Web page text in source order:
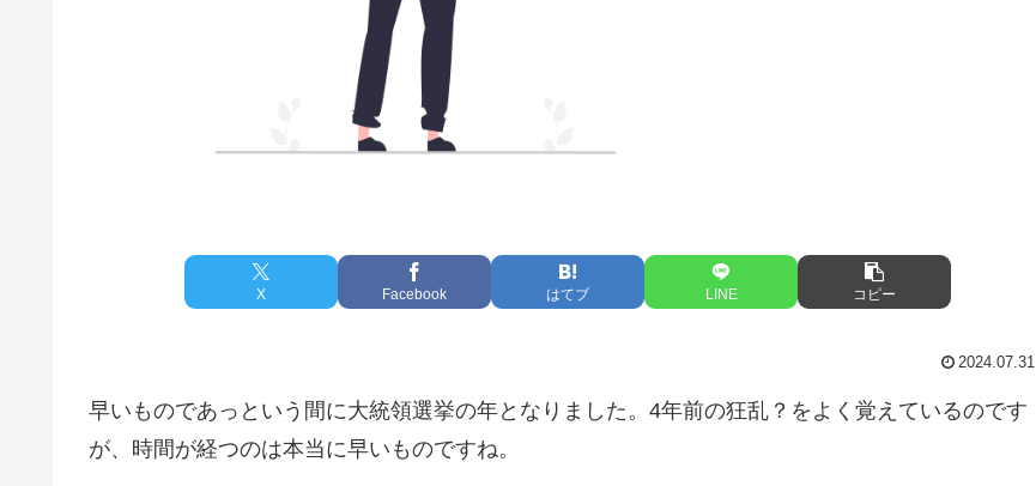
X Facebook はてブ LINE コピー
2024.07.31
早いものであっという間に大統領選挙の年となりました。4年前の狂乱？をよく覚えているのです
が、時間が経つのは本当に早いものですね。